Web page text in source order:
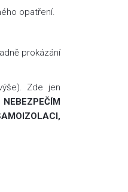
opatření.
prokázání
Zde jen